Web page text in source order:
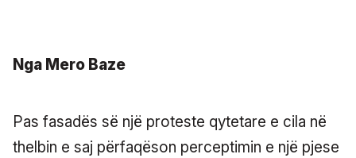
Nga Mero Baze
Pas fasadës së një proteste qytetare e cila në
thelbin e saj përfaqëson perceptimin e një pjese